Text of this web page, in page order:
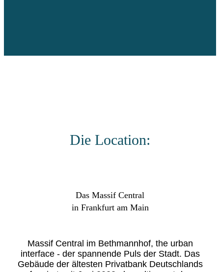
Die Location:
Das Massif Central
in Frankfurt am Main
Massif Central im Bethmannhof, the urban
interface - der spannende Puls der Stadt. Das
Gebäude der ältesten Privatbank Deutschlands